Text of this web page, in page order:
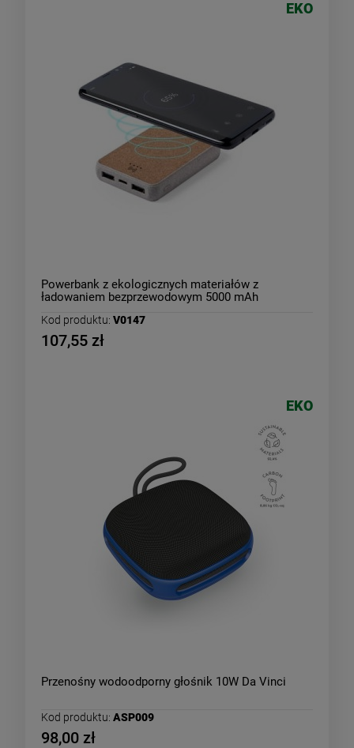
Powerbank z ekologicznych materiałów z
ładowaniem bezprzewodowym 5000 mAh
Kod produktu: V0147
107,55 zł
EKO
Przenośny wodoodporny głośnik 10W Da Vinci
Kod produktu: ASP009
98,00 zł
EKO